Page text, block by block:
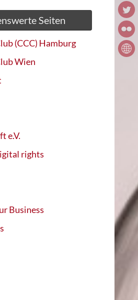
Seiten
(CCC) Hamburg
Wien
e.V.
rights
Business